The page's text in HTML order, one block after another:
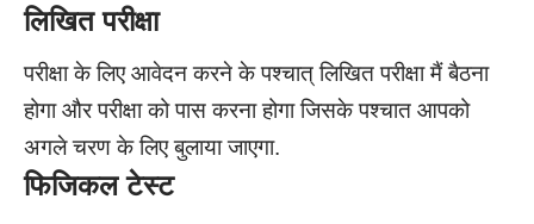
लिखित परीक्षा
परीक्षा के लिए आवेदन करने के पश्चात् लिखित परीक्षा मैं बैठना
होगा और परीक्षा को पास करना होगा जिसके पश्चात आपको
अगले चरण के लिए बुलाया जाएगा.
फिजिकल टेस्ट